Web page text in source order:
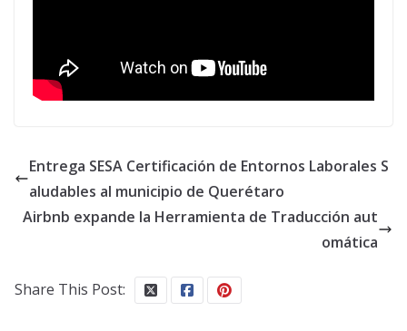
Entrega SESA Certificación de Entornos Laborales S
aludables al municipio de Querétaro
Airbnb expande la Herramienta de Traducción aut
omática
Share This Post: